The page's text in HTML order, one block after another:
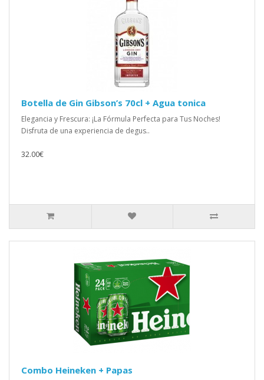
Botella de Gin Gibson’s 70cl + Agua tonica
Elegancia y Frescura: ¡La Fórmula Perfecta para Tus Noches!
Disfruta de una experiencia de degus..
32.00€
Combo Heineken + Papas